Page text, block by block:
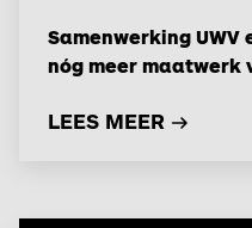
Samenwerking UWV
nóg meer maatwerk
LEES MEER